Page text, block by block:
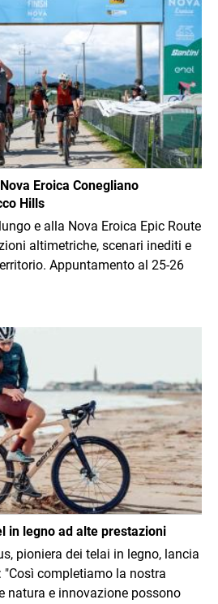
Eroica Conegliano
Hills
e alla Nova Eroica Epic Route
altimetriche, scenari inediti e
Appuntamento al 25-26
in legno ad alte prestazioni
pioniera dei telai in legno, lancia
"Così completiamo la nostra
natura e innovazione possono